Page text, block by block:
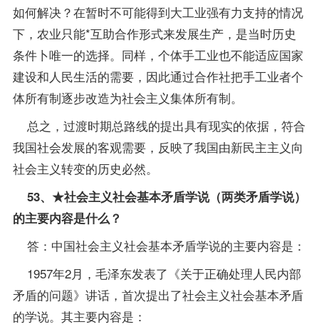
如何解决？在暂时不可能得到大工业强有力支持的情况
下，农业只能*互助合作形式来发展生产，是当时历史
条件卜唯一的选择。同样，个体手工业也不能适应国家
建设和人民生活的需要，因此通过合作社把手工业者个
体所有制逐步改造为社会主义集体所有制。
总之，过渡时期总路线的提出具有现实的依据，符合
我国社会发展的客观需要，反映了我国由新民主主义向
社会主义转变的历史必然。
53、★社会主义社会基本矛盾学说（两类矛盾学说）
的主要内容是什么？
答：中国社会主义社会基本矛盾学说的主要内容是：
1957年2月，毛泽东发表了《关于正确处理人民内部
矛盾的问题》讲话，首次提出了社会主义社会基本矛盾
的学说。其主要内容是：